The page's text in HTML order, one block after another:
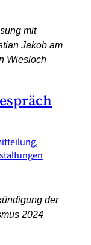
,